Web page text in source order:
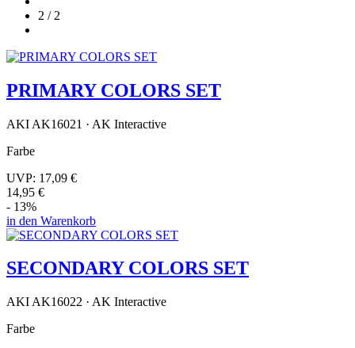
2 / 2
PRIMARY COLORS SET
AKI AK16021 · AK Interactive
Farbe
UVP: 17,09 €
14,95 €
- 13%
in den Warenkorb
SECONDARY COLORS SET
AKI AK16022 · AK Interactive
Farbe